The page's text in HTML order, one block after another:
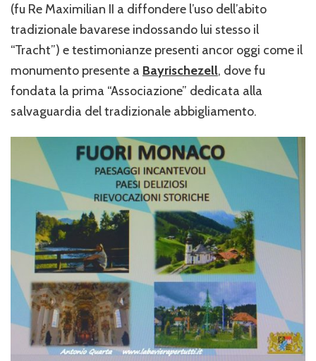
(fu Re Maximilian II a diffondere l’uso dell’abito
tradizionale bavarese indossando lui stesso il
“Tracht”) e testimonianze presenti ancor oggi come il
monumento presente a Bayrischezell, dove fu
fondata la prima “Associazione” dedicata alla
salvaguardia del tradizionale abbigliamento.